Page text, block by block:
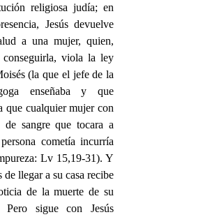
religiosa judía; en
Jesús devuelve
a una mujer, quien,
conseguirla, viola la ley
(la que el jefe de la
enseñaba y que
que cualquier mujer con
de sangre que tocara a
cometía incurría
Lv 15,19-31). Y
de llegar a su casa recibe
de la muerte de su
Pero sigue con Jesús